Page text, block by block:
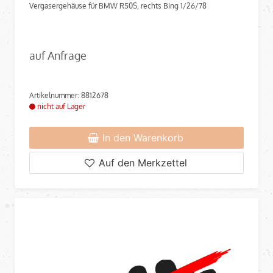
Vergasergehäuse für BMW R50S, rechts Bing 1/26/78
auf Anfrage
Artikelnummer: 8812678
nicht auf Lager
In den Warenkorb
Auf den Merkzettel